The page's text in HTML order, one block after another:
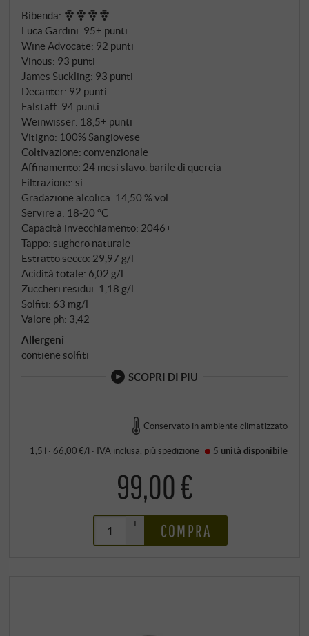
trama che bilancia le erbe balsamiche e un accenno
di moka, mentre i fiori blu e viola svaniscono
lentamente. SUPERIORE.DE
Bibenda:
Luca Gardini: 95+ punti
Wine Advocate: 92 punti
Vinous: 93 punti
James Suckling: 93 punti
Decanter: 92 punti
Falstaff: 94 punti
Weinwisser: 18,5+ punti
Vitigno: 100% Sangiovese
Coltivazione: convenzionale
Affinamento: 24 mesi slavo. barile di quercia
Filtrazione: sì
Gradazione alcolica: 14,50 % vol
Servire a: 18‑20 °C
Capacità invecchiamento: 2046+
Tappo: sughero naturale
Estratto secco: 29,97 g/l
Acidità totale: 6,02 g/l
Zuccheri residui: 1,18 g/l
Solfiti: 63 mg/l
Valore ph: 3,42
Allergeni
contiene solfiti
SCOPRI DI PIÙ
Conservato in ambiente climatizzato
1,5 l · 66,00 €/l · IVA inclusa, piùspedizione 5 unità disponibile
99,00 €
+
–
COMPRA